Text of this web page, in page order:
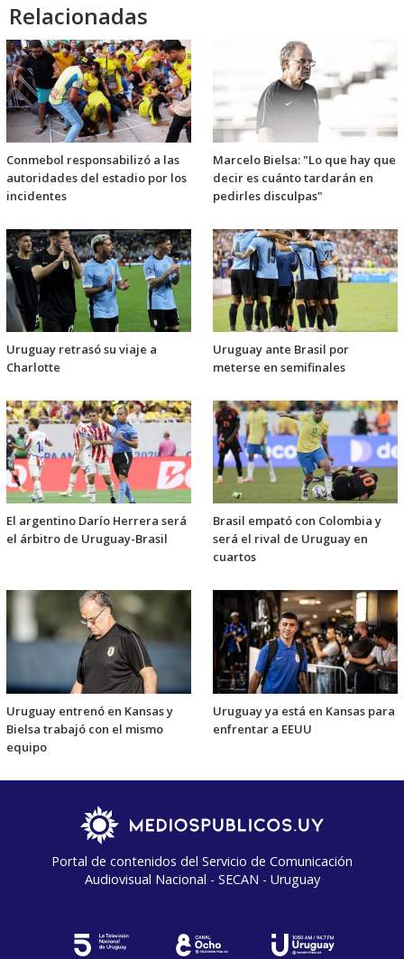
Relacionadas
Conmebol responsabilizó a las
autoridades del estadio por los
incidentes
Marcelo Bielsa: "Lo que hay que
decir es cuánto tardarán en
pedirles disculpas"
Uruguay retrasó su viaje a
Charlotte
Uruguay ante Brasil por
meterse en semifinales
El argentino Darío Herrera será
el árbitro de Uruguay-Brasil
Brasil empató con Colombia y
será el rival de Uruguay en
cuartos
Uruguay entrenó en Kansas y
Bielsa trabajó con el mismo
equipo
Uruguay ya está en Kansas para
enfrentar a EEUU
Portal de contenidos del Servicio de Comunicación
Audiovisual Nacional - SECAN - Uruguay